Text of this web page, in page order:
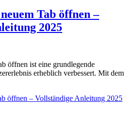
Tab öffnen –
2025
öffnen ist eine grundlegende
erheblich verbessert. Mit dem
öffnen – Vollständige Anleitung 2025